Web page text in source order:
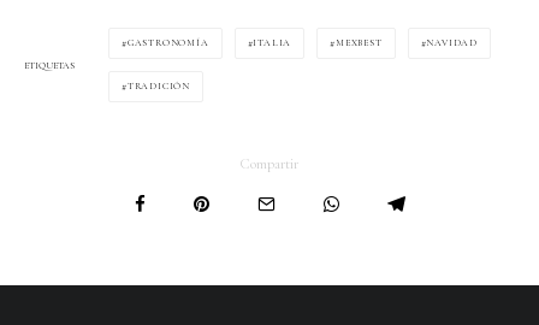
ETIQUETAS
GASTRONOMÍA ITALIA MEXBEST NAVIDAD
TRADICIÓN
Compartir